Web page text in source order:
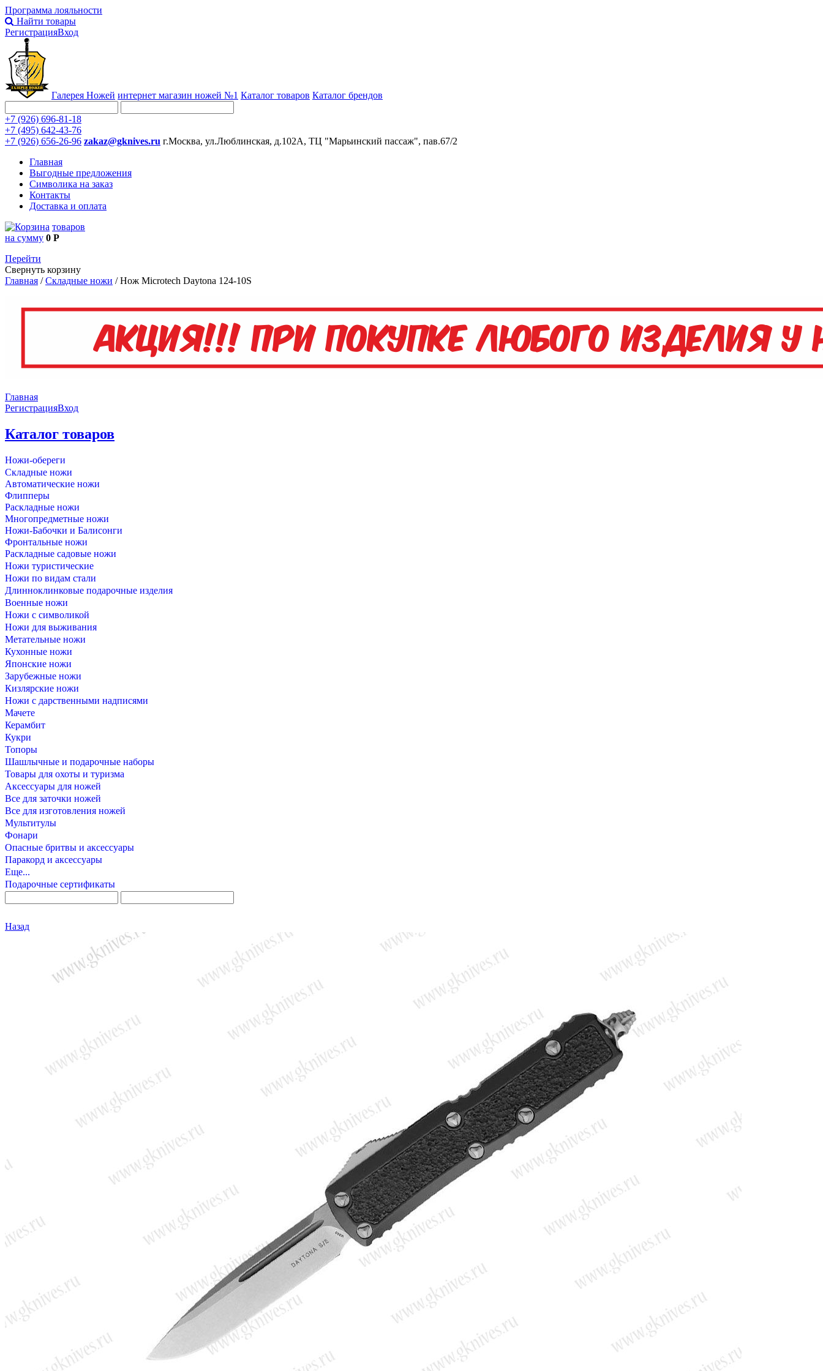
Программа лояльности
Найти товары
РегистрацияВход
Галерея Ножей интернет магазин ножей №1 Каталог товаров Каталог брендов
+7 (926) 696-81-18
+7 (495) 642-43-76
+7 (926) 656-26-96 zakaz@gknives.ru г.Москва, ул.Люблинская, д.102А, ТЦ "Марьинский пассаж", пав.67/2
Главная
Выгодные предложения
Символика на заказ
Контакты
Доставка и оплата
товаров
на сумму 0 Р
Перейти
Свернуть корзину
Главная /Складные ножи /Нож Microtech Daytona 124-10S
Главная
РегистрацияВход
Каталог товаров
Ножи-обереги
Складные ножи
Автоматические ножи
Флипперы
Раскладные ножи
Многопредметные ножи
Ножи-Бабочки и Балисонги
Фронтальные ножи
Раскладные садовые ножи
Ножи туристические
Ножи по видам стали
Длинноклинковые подарочные изделия
Военные ножи
Ножи с символикой
Ножи для выживания
Метательные ножи
Кухонные ножи
Японские ножи
Зарубежные ножи
Кизлярские ножи
Ножи с дарственными надписями
Мачете
Керамбит
Кукри
Топоры
Шашлычные и подарочные наборы
Товары для охоты и туризма
Аксессуары для ножей
Все для заточки ножей
Все для изготовления ножей
Мультитулы
Фонари
Опасные бритвы и аксессуары
Паракорд и аксессуары
Еще...
Подарочные сертификаты
Назад